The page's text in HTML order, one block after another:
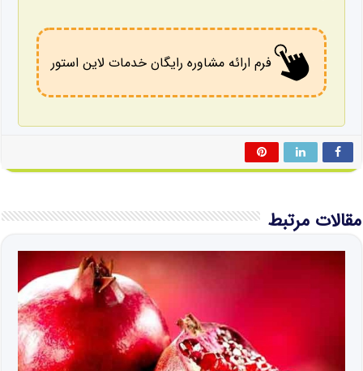
فرم ارائه مشاوره رایگان خدمات لاین استور
مقالات مرتبط